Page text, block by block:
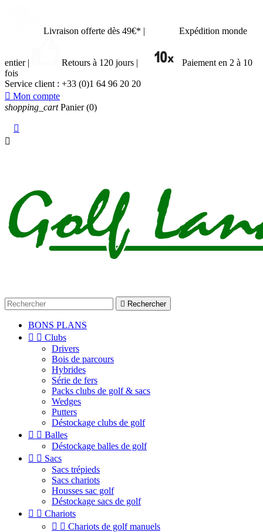
Livraison offerte dès 49€* | Expédition monde
entier | Retours à 120 jours |
Paiement en 2 à 10
fois
Service client : +33 (0)1 64 96 20 20
 Mon compte
shopping_cart Panier (0)


 Rechercher
BONS PLANS
  Clubs
Drivers
Bois de parcours
Hybrides
Série de fers
Packs clubs de golf & sacs
Wedges
Putters
Déstockage clubs de golf
  Balles
Déstockage balles de golf
  Sacs
Sacs trépieds
Sacs chariots
Housses sac golf
Déstockage sacs de golf
  Chariots
  Chariots de golf manuels